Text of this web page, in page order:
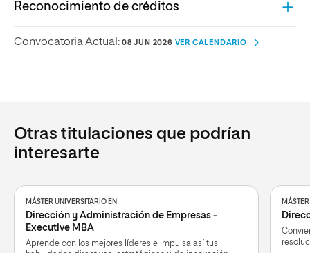
Reconocimiento de créditos
Convocatoria Actual: 08 JUN 2026 VER CALENDARIO
Otras titulaciones que podrían
interesarte
MÁSTER UNIVERSITARIO EN
Dirección y Administración de Empresas -
Executive MBA
Aprende con los mejores líderes e impulsa así tus